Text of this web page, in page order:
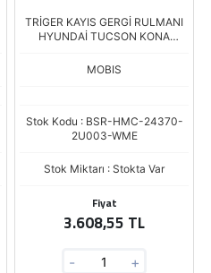
TRİGER KAYIS GERGİ RULMANI
HYUNDAİ TUCSON KONA
MOBIS
Stok Kodu : BSR-HMC-24370-
2U003-WME
Stok Miktarı : Stokta Var
Fiyat
3.608,55 TL
- +